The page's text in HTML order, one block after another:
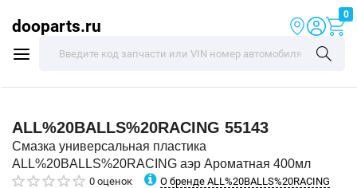
dooparts.ru
0
ALL%20BALLS%20RACING 55143
Смазка универсальная пластика
ALL%20BALLS%20RACING аэр Ароматная 400мл
0 оценок О бренде ALL%20BALLS%20RACING